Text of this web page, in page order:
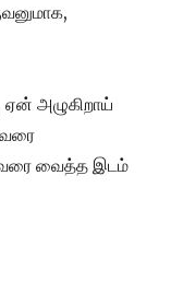
அழுகிறாய்
வைத்த இடம்